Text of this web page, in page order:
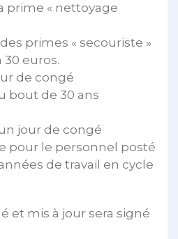
prime « nettoyage
primes « secouriste »
30 euros.
de congé
bout de 30 ans
jour de congé
pour le personnel posté
de travail en cycle
et mis à jour sera signé